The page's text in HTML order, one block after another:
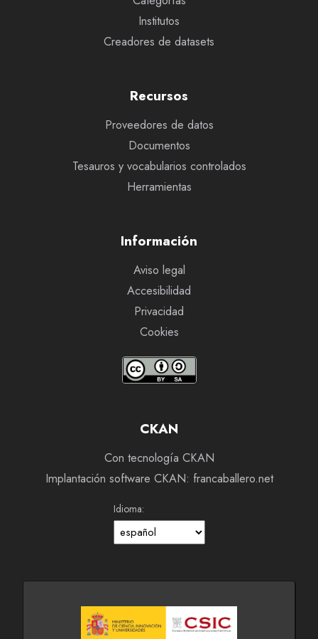
Institutos
Creadores de datasets
Recursos
Proveedores de datos
Documentos
Tesauros y vocabularios controlados
Herramientas
Información
Aviso legal
Accesibilidad
Privacidad
Cookies
CKAN
Con tecnología CKAN
Implantación software CKAN: francaballero.net
Idioma